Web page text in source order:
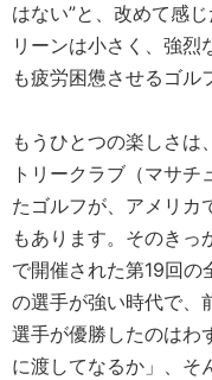
はない”と、改めて感
リーンは小さく、強烈
も疲労困憊させるゴル
もうひとつの楽しさは
トリークラブ（マサ
たゴルフが、アメリカ
もあります。そのきっ
で開催された第19回の
の選手が強い時代で、
選手が優勝したのはわ
に渡してなるか」、そ